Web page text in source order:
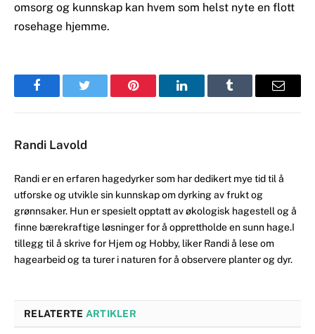
omsorg og kunnskap kan hvem som helst nyte en flott
rosehage hjemme.
FacebookTwitter Pinterest LinkedInTumblr Email
Randi Lavold
Randi er en erfaren hagedyrker som har dedikert mye tid til å
utforske og utvikle sin kunnskap om dyrking av frukt og
grønnsaker. Hun er spesielt opptatt av økologisk hagestell og å
finne bærekraftige løsninger for å opprettholde en sunn hage.I
tillegg til å skrive for Hjem og Hobby, liker Randi å lese om
hagearbeid og ta turer i naturen for å observere planter og dyr.
RELATERTE ARTIKLER